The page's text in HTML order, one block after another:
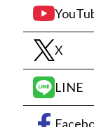
X
LINE